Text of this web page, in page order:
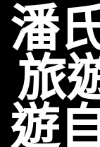
潘
旅
遊